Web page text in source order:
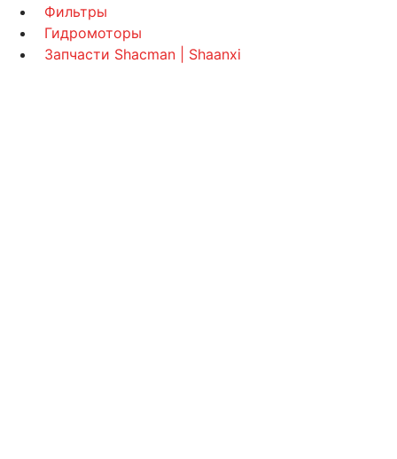
Фильтры
Гидромоторы
Запчасти Shacman | Shaanxi